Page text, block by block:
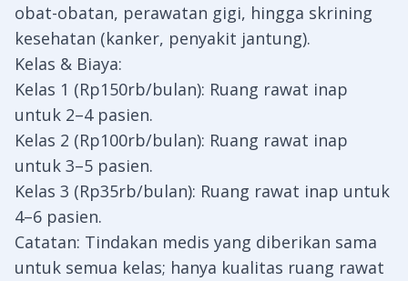
obat-obatan, perawatan gigi, hingga skrining
kesehatan (kanker, penyakit jantung).
Kelas & Biaya:
Kelas 1 (Rp150rb/bulan): Ruang rawat inap
untuk 2–4 pasien.
Kelas 2 (Rp100rb/bulan): Ruang rawat inap
untuk 3–5 pasien.
Kelas 3 (Rp35rb/bulan): Ruang rawat inap untuk
4–6 pasien.
Catatan: Tindakan medis yang diberikan sama
untuk semua kelas; hanya kualitas ruang rawat